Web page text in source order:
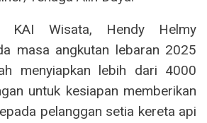
KAI Wisata, Hendy Helmy
masa angkutan lebaran 2025
menyiapkan lebih dari 4000
untuk kesiapan memberikan
pelanggan setia kereta api